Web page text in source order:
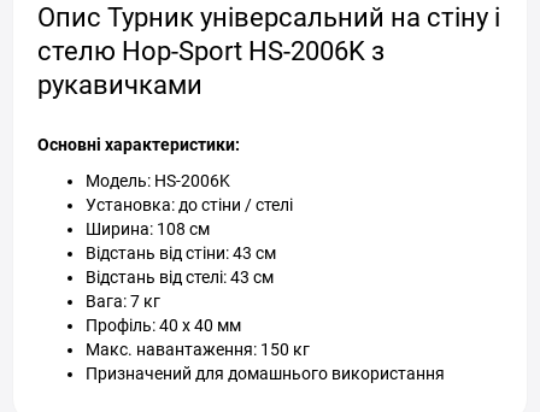
Опис Турник універсальний на стіну і
стелю Hop-Sport HS-2006K з
рукавичками
Основні характеристики:
Модель: HS-2006K
Установка: до стіни / стелі
Ширина: 108 см
Відстань від стіни: 43 см
Відстань від стелі: 43 см
Вага: 7 кг
Профіль: 40 х 40 мм
Макс. навантаження: 150 кг
Призначений для домашнього використання